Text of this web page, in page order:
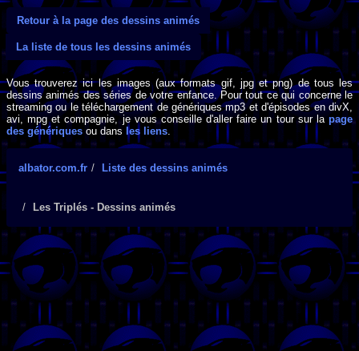
Retour à la page des dessins animés
La liste de tous les dessins animés
Vous trouverez ici les images (aux formats gif, jpg et png) de tous les
dessins animés des séries de votre enfance. Pour tout ce qui concerne le
streaming ou le téléchargement de génériques mp3 et d'épisodes en divX,
avi, mpg et compagnie, je vous conseille d'aller faire un tour sur lapage
des génériques ou dans les liens.
albator.com.fr Liste des dessins animés
Les Triplés - Dessins animés